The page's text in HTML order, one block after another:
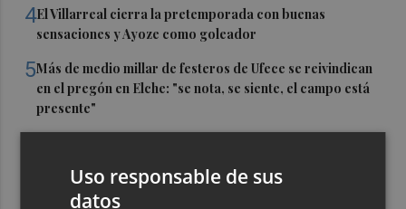
4El Villarreal cierra la pretemporada con buenas
sensaciones y Ayoze como goleador
5Más de medio millar de festeros de Ufece se reivindican
en el pregón en Elche: "se nota, se siente, el campo está
presente"
Uso responsable de sus
datos